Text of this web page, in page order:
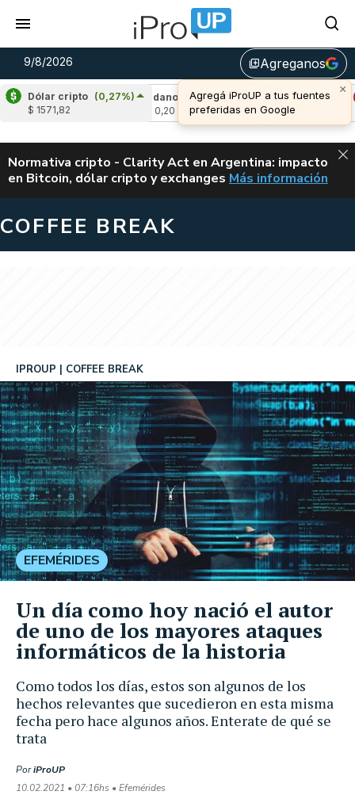
9/8/2026 library_addAgreganos
×
Agregá iProUP a tus fuentes
preferidas en Google
Dólar cripto (0,27%)
$ 1571,82
Cardano (-1,40%)
Avalanche
(-
u$s 6,48
ALERTA
Normativa cripto - Clarity Act en Argentina: impacto
en Bitcoin, dólar cripto y exchanges CLARITY ACT EN
Más información
COFFEE BREAK
Como todos los días, estos son algunos de los
hechos relevantes que sucedieron en esta misma
fecha pero hace algunos años. Enterate de qué se
trata
IPROUP COFFEE BREAK
PoriProUP
10.02.2021 • 07:16hs • Efemérides
EFEMÉRIDES
Un día como hoy nació el autor
de uno de los mayores ataques
informáticos de la historia